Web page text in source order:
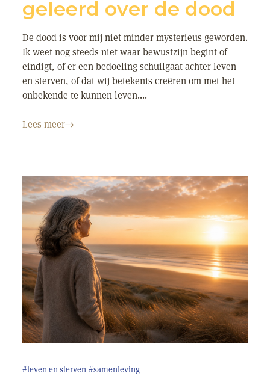
geleerd over de dood
De dood is voor mij niet minder mysterieus geworden.
Ik weet nog steeds niet waar bewustzijn begint of
eindigt, of er een bedoeling schuilgaat achter leven
en sterven, of dat wij betekenis creëren om met het
onbekende te kunnen leven....
Lees meer
#leven en sterven #samenleving